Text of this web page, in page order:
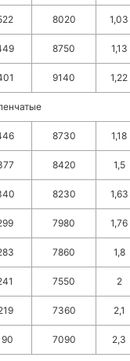
8020 1,03
8750 1,13
9140 1,22
8730 1,18
8420 1,5
8230 1,63
7980 1,76
7860 1,8
7550 2
7360 2,1
7090 2,3